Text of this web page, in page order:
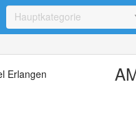
Hauptkategorie
Erlangen